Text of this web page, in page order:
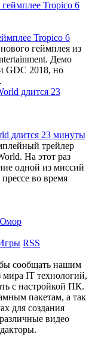
Tropico 6
геймплея из
Демо
GDC 2018, но
длится 23 минуты
трейлер
На этот раз
одной из миссий
во время
RSS
сообщать нашим
мира IT технологий,
с настройкой ПК.
пакетам, а так
для создания
видео